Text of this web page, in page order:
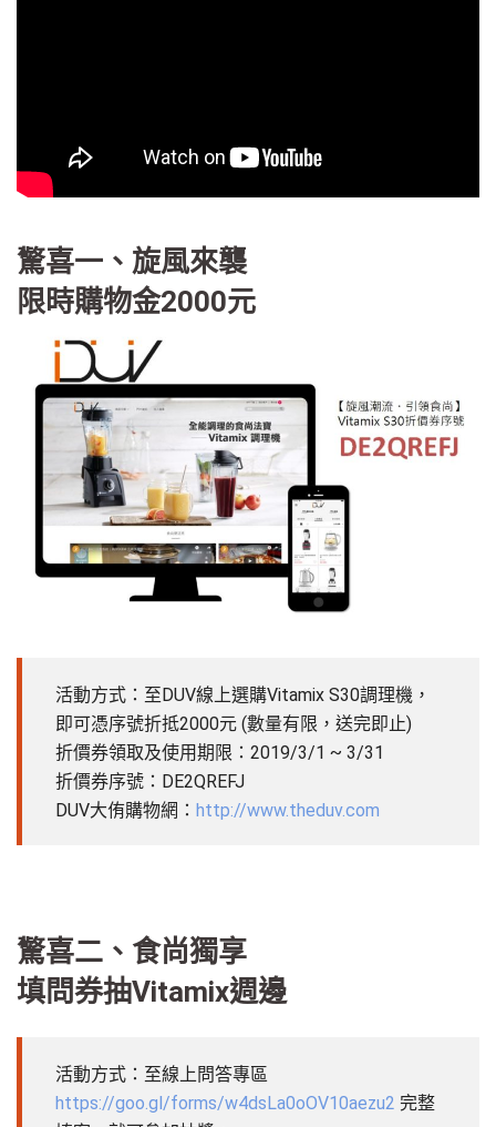
驚喜一、旋風來襲
限時購物金2000元
活動方式：至DUV線上選購Vitamix S30調理機，
即可憑序號折抵2000元 (數量有限，送完即止)
折價券領取及使用期限：2019/3/1 ~ 3/31
折價券序號：DE2QREFJ
DUV大侑購物網： http://www.theduv.com
驚喜二、食尚獨享
填問券抽Vitamix週邊
活動方式：至線上問答專區
https://goo.gl/forms/w4dsLa0oOV10aezu2 完整